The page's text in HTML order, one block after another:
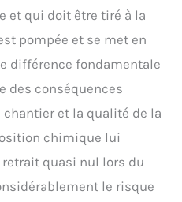
et qui doit être tiré à la
pompée et se met en
différence fondamentale
des conséquences
et la qualité de la
chimique lui
quasi nul lors du
le risque